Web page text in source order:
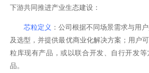
下游共同推进产业生态建设：
芯粒定义 ：公司根据不同场景需求与用
及选型，并提供最优商业化解决方案；用户
粒库现有产品，或以联合开发、自行开发
品。